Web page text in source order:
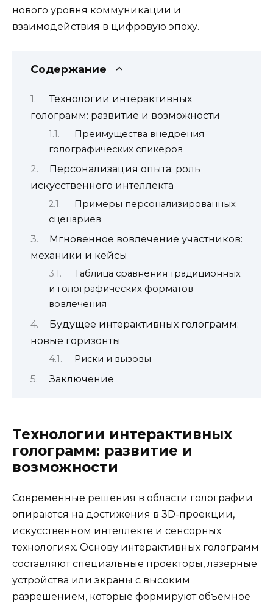
нового уровня коммуникации и
взаимодействия в цифровую эпоху.
Содержание
Технологии интерактивных
голограмм: развитие и возможности
Преимущества внедрения
голографических спикеров
Персонализация опыта: роль
искусственного интеллекта
Примеры персонализированных
сценариев
Мгновенное вовлечение участников:
механики и кейсы
Таблица сравнения традиционных
и голографических форматов
вовлечения
Будущее интерактивных голограмм:
новые горизонты
Риски и вызовы
Заключение
Технологии интерактивных
голограмм: развитие и
возможности
Современные решения в области голографии
опираются на достижения в 3D-проекции,
искусственном интеллекте и сенсорных
технологиях. Основу интерактивных голограмм
составляют специальные проекторы, лазерные
устройства или экраны с высоким
разрешением, которые формируют объемное